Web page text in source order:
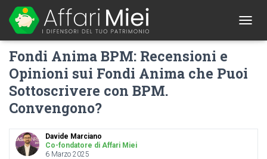
O
I
Fondi Anima BPM: Recensioni e
Opinioni sui Fondi Anima che Puoi
Sottoscrivere con BPM.
Convengono?
Davide Marciano
Co-fondatore di Affari Miei
6 Marzo 2025